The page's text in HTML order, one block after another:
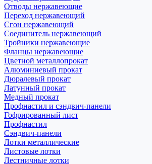
Отводы нержавеющие
Переход нержавеющий
Сгон нержавеющий
Соединитель нержавеющий
Тройники нержавеющие
Фланцы нержавеющие
Цветной металлопрокат
Алюминиевый прокат
Дюралевый прокат
Латунный прокат
Медный прокат
Профнастил и сэндвич-панели
Гофрированный лист
Профнастил
Сэндвич-панели
Лотки металлические
Листовые лотки
Лестничные лотки